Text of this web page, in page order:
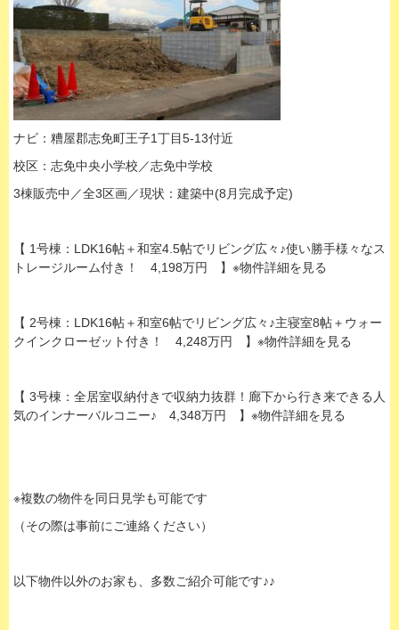
ナビ：糟屋郡志免町王子1丁目5-13付近
校区：志免中央小学校／志免中学校
3棟販売中／全3区画／現状：建築中(8月完成予定)
【 1号棟：LDK16帖＋和室4.5帖でリビング広々♪使い勝手様々なス
トレージルーム付き！ 4,198万円 】※物件詳細を見る
【 2号棟：LDK16帖＋和室6帖でリビング広々♪主寝室8帖＋ウォー
クインクローゼット付き！ 4,248万円 】※物件詳細を見る
【 3号棟：全居室収納付きで収納力抜群！廊下から行き来できる人
気のインナーバルコニー♪ 4,348万円 】※物件詳細を見る
※複数の物件を同日見学も可能です
（その際は事前にご連絡ください）
以下物件以外のお家も、多数ご紹介可能です♪♪